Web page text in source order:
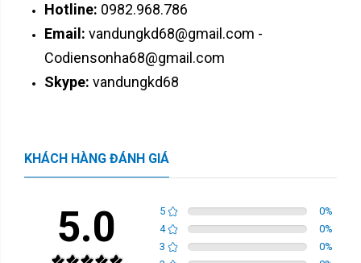
Hotline: 0982.968.786
Email: vandungkd68@gmail.com -
Codiensonha68@gmail.com
Skype: vandungkd68
KHÁCH HÀNG ĐÁNH GIÁ
5.0 5 0%
4
0%
3
0%